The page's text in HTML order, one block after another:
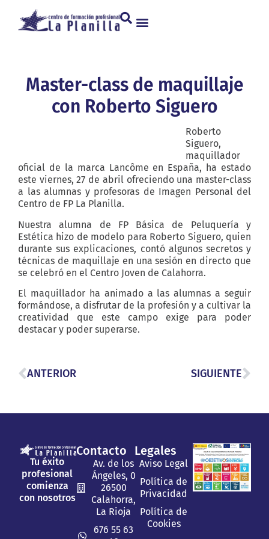
Master-class de maquillaje
con Roberto Siguero
Roberto
Siguero,
maquillador
oficial de la marca Lancôme en España, ha estado
este viernes, 27 de abril ofreciendo una master-class
a las alumnas y profesoras de Imagen Personal del
Centro de FP La Planilla.
Nuestra alumna de FP Básica de Peluquería y
Estética hizo de modelo para Roberto Siguero, quien
durante sus explicaciones, contó algunos secretos y
técnicas de maquillaje en una sesión en directo que
se celebró en el Centro Joven de Calahorra.
El maquillador ha animado a las alumnas a seguir
formándose, a disfrutar de la profesión y a cultivar la
creatividad que este campo exige para poder
destacar y poder superarse.
ANTERIOR SIGUIENTE
Tu éxito
profesional
comienza
con nosotros
Contacto
Av. de los
Ángeles, 0
26500
Calahorra,
La Rioja
676 55 63
Legales
Aviso Legal
Política de
Privacidad
Política de
Cookies